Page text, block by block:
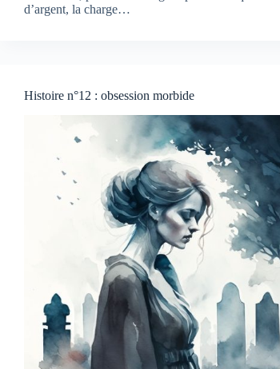
d’argent, la charge…
Histoire n°12 : obsession morbide